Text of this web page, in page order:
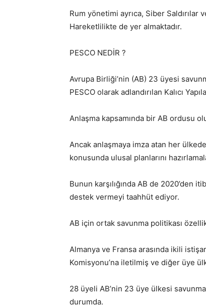
Rum yönetimi ayrıca, Siber Saldırılar
Hareketlilikte de yer almaktadır.
PESCO NEDİR ?
Avrupa Birliği’nin (AB) 23 üyesi
PESCO olarak adlandırılan Kalıcı
Anlaşma kapsamında bir AB ordusu
Ancak anlaşmaya imza atan her
konusunda ulusal planlarını
Bunun karşılığında AB de 2020’den
destek vermeyi taahhüt ediyor.
AB için ortak savunma politikası
Almanya ve Fransa arasında ikili
Komisyonu’na iletilmiş ve diğer üye
28 üyeli AB’nin 23 üye ülkesi
durumda.